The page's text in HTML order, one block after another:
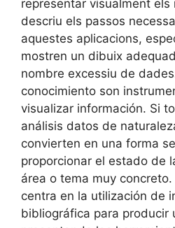
representar visualment
descriu els passos
aquestes aplicacions,
mostren un dibuix
nombre excessiu de
conocimiento son
visualizar información. Si
análisis datos de
convierten en una forma
proporcionar el estado de
área o tema muy
centra en la utilización de
bibliográfica para producir